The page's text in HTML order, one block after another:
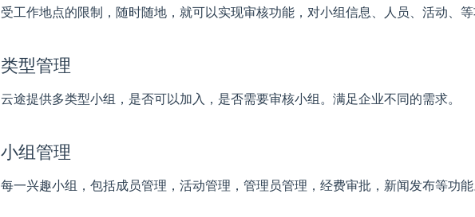
受工作地点的限制，随时随地，就可以实现审核功能，对小组信息、人员、活动、
类型管理
云途提供多类型小组，是否可以加入，是否需要审核小组。满足企业不同的需求。
小组管理
每一兴趣小组，包括成员管理，活动管理，管理员管理，经费审批，新闻发布等功